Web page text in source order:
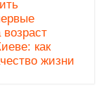
как
жизни